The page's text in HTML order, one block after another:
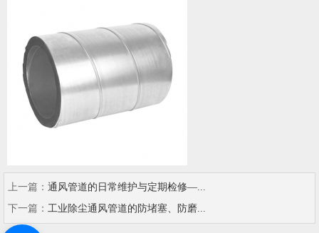
上一篇： 通风管道的日常维护与定期检修—...
下一篇： 工业除尘通风管道的防堵塞、防磨...